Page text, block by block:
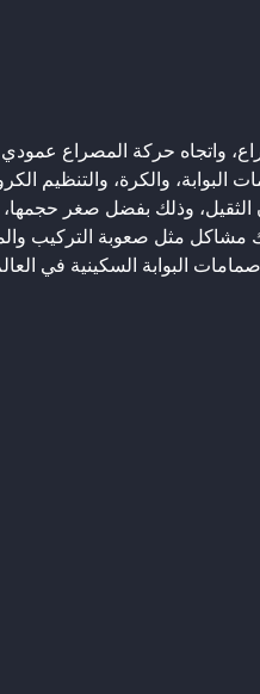
واتجاه حركة المصراع
البوابة، والكرة، والتنظيم
الثقيل، وذلك بفضل صغر حجمها،
مشاكل مثل صعوبة التركيب
البوابة السكينية في